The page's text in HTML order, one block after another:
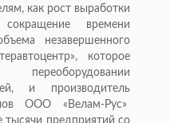
как рост выработки
времени
незавершенного
которое
и производитель
ООО «Велам-Рус»
предприятий со